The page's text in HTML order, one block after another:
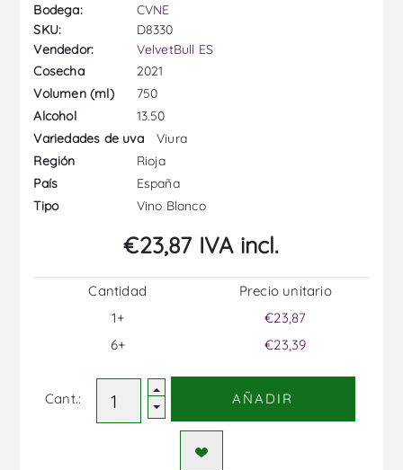
Bodega:
CVNE
SKU:
D8330
Vendedor:
VelvetBull ES
Cosecha
2021
Volumen (ml)
750
Alcohol
13.50
Variedades de uva
Viura
Región
Rioja
País
España
Tipo
Vino Blanco
€23,87 IVA incl.
Cantidad
1+
6+
Precio unitario
€23,87
€23,39
Cant.: AÑADIR